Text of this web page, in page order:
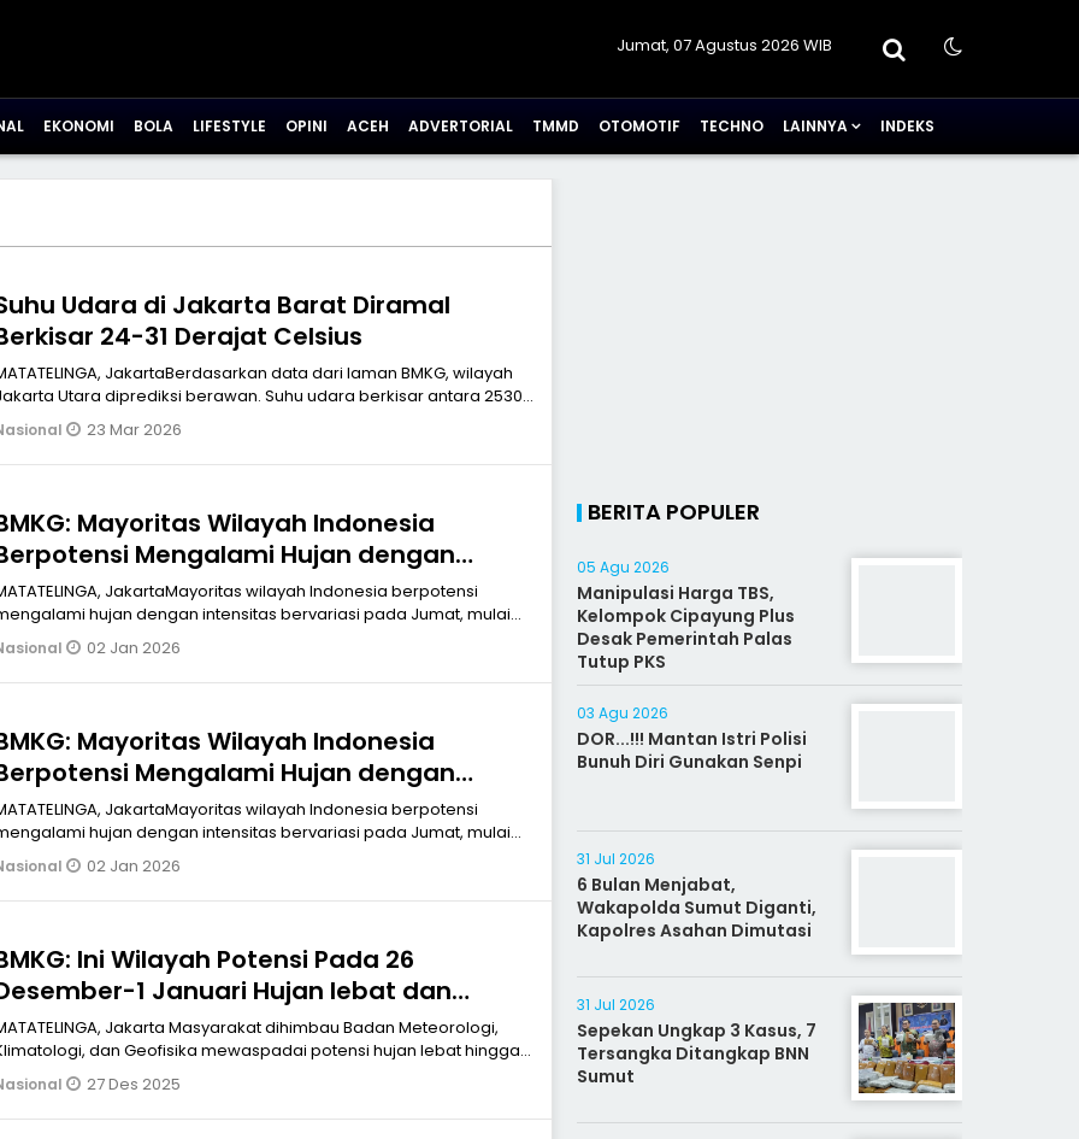
Jumat, 07 Agustus 2026 WIB
EKONOMI BOLA LIFESTYLE OPINI ACEH ADVERTORIAL TMMD OTOMOTIF TECHNO LAINNYA INDEKS
Udara di Jakarta Barat Diramal
24-31 Derajat Celsius
JakartaBerdasarkan data dari laman BMKG, wilayah
Utara diprediksi berawan. Suhu udara berkisar antara 2530
Ce 23 Mar 2026
Mayoritas Wilayah Indonesia
Mengalami Hujan dengan
Bervariasi
JakartaMayoritas wilayah Indonesia berpotensi
hujan dengan intensitas bervariasi pada Jumat, mulai
hujan ringa02 Jan 2026
Mayoritas Wilayah Indonesia
Mengalami Hujan dengan
Bervariasi
JakartaMayoritas wilayah Indonesia berpotensi
hujan dengan intensitas bervariasi pada Jumat, mulai
hujan ringa02 Jan 2026
Ini Wilayah Potensi Pada 26
1 Januari Hujan lebat dan
Lebat
Jakarta Masyarakat dihimbau Badan Meteorologi,
dan Geofisika mewaspadai potensi hujan lebat hingga
lebat y27 Des 2025
BERITA POPULER
05 Agu 2026
Manipulasi Harga TBS,
Kelompok Cipayung Plus
Desak Pemerintah Palas
Tutup PKS
03 Agu 2026
DOR...!!! Mantan Istri Polisi
Bunuh Diri Gunakan Senpi
31 Jul 2026
6 Bulan Menjabat,
Wakapolda Sumut Diganti,
Kapolres Asahan Dimutasi
31 Jul 2026
Sepekan Ungkap 3 Kasus, 7
Tersangka Ditangkap BNN
Sumut